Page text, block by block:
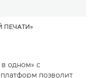
ПЕЧАТИ»
в одном» с
позволит